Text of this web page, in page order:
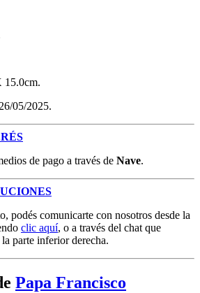
15.0cm.
05/2025.
de pago a través de Nave.
podés comunicarte con nosotros desde la
clic aquí, o a través del chat que
parte inferior derecha.
Papa Francisco